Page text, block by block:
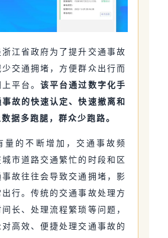
江省政府为了提升交通事故
交通拥堵，方便群众出行而
上平台。该平台通过数字化手
故的快速认定、快速撤离和
据多跑腿，群众少跑路。
量的不断增加，交通事故频
市道路交通繁忙的时段和区
故往往会导致交通拥堵，影
行。传统的交通事故处理方
长、处理流程繁琐等问题，
高效、便捷处理交通事故的